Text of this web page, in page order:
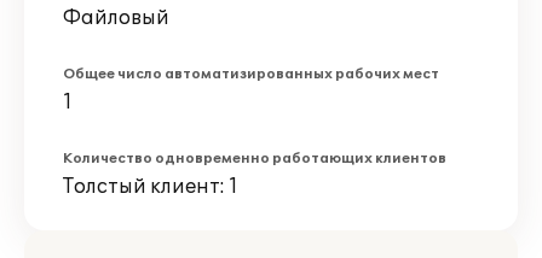
Файловый
Общее число автоматизированных рабочих мест
1
Количество одновременно работающих клиентов
Толстый клиент: 1